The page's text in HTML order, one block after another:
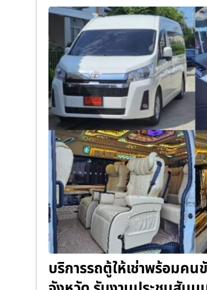
บริการรถตู้ให้เช่าพร้อมคน